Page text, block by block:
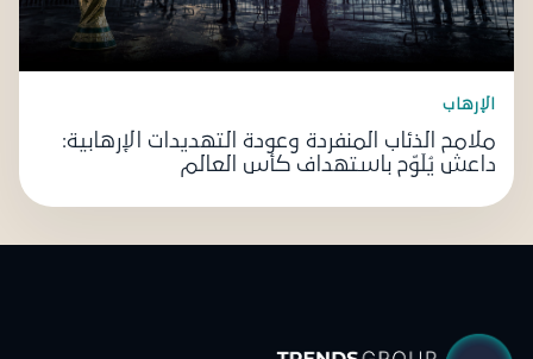
الإرهاب
ملامح الذئاب المنفردة وعودة التهديدات الإرهابية:
داعش يُلَوّح باستهداف كأس العالم